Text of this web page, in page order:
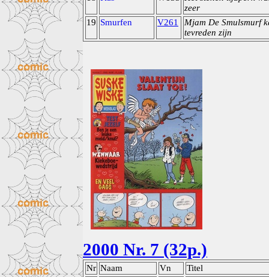
zeer
19 Smurfen V261
Mjam De Smulsmurf
tevreden zijn
2000 Nr. 7 (32p.)
Nr Naam Vn
Titel